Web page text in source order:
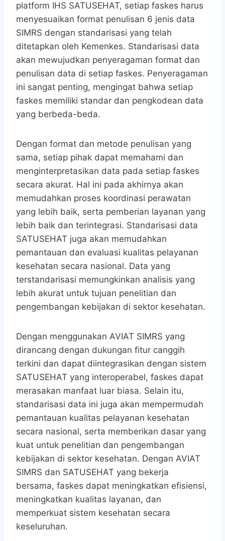
platform IHS SATUSEHAT, setiap faskes harus
menyesuaikan format penulisan 6 jenis data
SIMRS dengan standarisasi yang telah
ditetapkan oleh Kemenkes. Standarisasi data
akan mewujudkan penyeragaman format dan
penulisan data di setiap faskes. Penyeragaman
ini sangat penting, mengingat bahwa setiap
faskes memiliki standar dan pengkodean data
yang berbeda-beda.
Dengan format dan metode penulisan yang
sama, setiap pihak dapat memahami dan
menginterpretasikan data pada setiap faskes
secara akurat. Hal ini pada akhirnya akan
memudahkan proses koordinasi perawatan
yang lebih baik, serta pemberian layanan yang
lebih baik dan terintegrasi. Standarisasi data
SATUSEHAT juga akan memudahkan
pemantauan dan evaluasi kualitas pelayanan
kesehatan secara nasional. Data yang
terstandarisasi memungkinkan analisis yang
lebih akurat untuk tujuan penelitian dan
pengembangan kebijakan di sektor kesehatan.
Dengan menggunakan AVIAT SIMRS yang
dirancang dengan dukungan fitur canggih
terkini dan dapat diintegrasikan dengan sistem
SATUSEHAT yang interoperabel, faskes dapat
merasakan manfaat luar biasa. Selain itu,
standarisasi data ini juga akan mempermudah
pemantauan kualitas pelayanan kesehatan
secara nasional, serta memberikan dasar yang
kuat untuk penelitian dan pengembangan
kebijakan di sektor kesehatan. Dengan AVIAT
SIMRS dan SATUSEHAT yang bekerja
bersama, faskes dapat meningkatkan efisiensi,
meningkatkan kualitas layanan, dan
memperkuat sistem kesehatan secara
keseluruhan.